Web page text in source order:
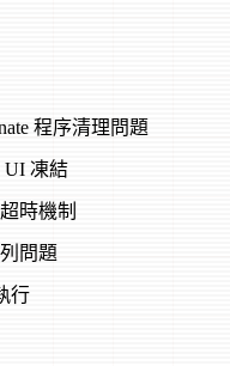
程序清理問題
UI 凍結
時機制
問題
行